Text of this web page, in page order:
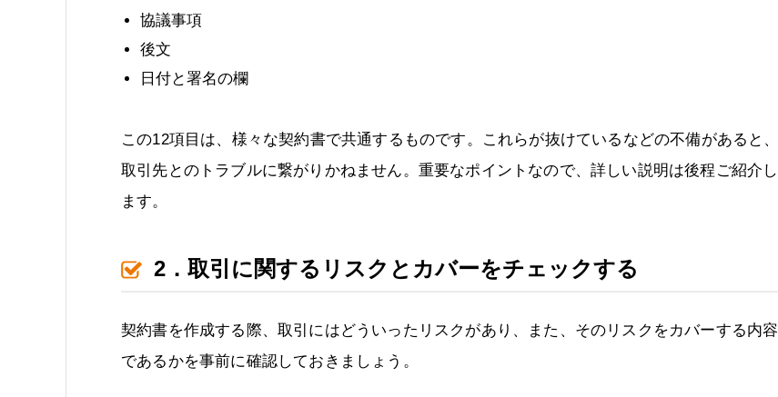
協議事項
後文
日付と署名の欄
この12項目は、様々な契約書で共通するものです。これらが抜けているなどの不備があると、
取引先とのトラブルに繋がりかねません。重要なポイントなので、詳しい説明は後程ご紹介し
ます。
2．取引に関するリスクとカバーをチェックする
契約書を作成する際、取引にはどういったリスクがあり、また、そのリスクをカバーする内容
であるかを事前に確認しておきましょう。